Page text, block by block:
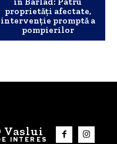
proprietăți afectate,
intervenție promptă a
pompierilor
Vaslui
INTERES